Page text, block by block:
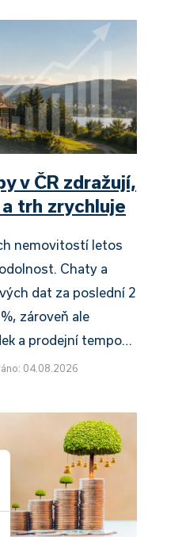
v ČR zdražují,
trh zrychluje
nemovitostí letos
Chaty a
dat za poslední 2
zároveň ale
a prodejní tempo…
04.08.2026